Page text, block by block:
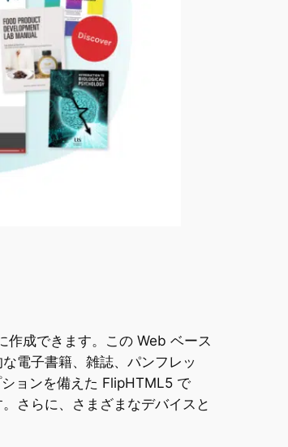
成できます。この Web ベース
電子書籍、雑誌、パンフレッ
ョンを備えた FlipHTML5 で
さらに、さまざまなデバイスと